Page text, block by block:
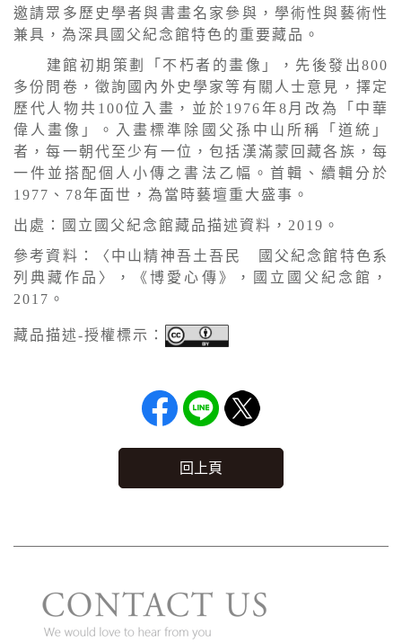
邀請眾多歷史學者與書畫名家參與，學術性與藝術性
兼具，為深具國父紀念館特色的重要藏品。
建館初期策劃「不朽者的畫像」，先後發出800
多份問卷，徵詢國內外史學家等有關人士意見，擇定
歷代人物共100位入畫，並於1976年8月改為「中華
偉人畫像」。入畫標準除國父孫中山所稱「道統」
者，每一朝代至少有一位，包括漢滿蒙回藏各族，每
一件並搭配個人小傳之書法乙幅。首輯、續輯分於
1977、78年面世，為當時藝壇重大盛事。
出處：國立國父紀念館藏品描述資料，2019。
參考資料：〈中山精神吾土吾民 國父紀念館特色系
列典藏作品〉，《博愛心傳》，國立國父紀念館，
2017。
藏品描述-授權標示：
回上頁